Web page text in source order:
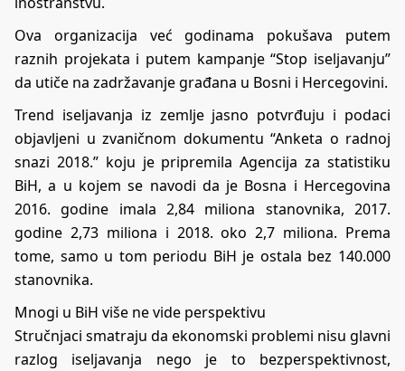
Ova organizacija već godinama pokušava putem
raznih projekata i putem kampanje “Stop iseljavanju”
da utiče na zadržavanje građana u Bosni i Hercegovini.
Trend iseljavanja iz zemlje jasno potvrđuju i podaci
objavljeni u zvaničnom dokumentu “Anketa o radnoj
snazi 2018.” koju je pripremila Agencija za statistiku
BiH, a u kojem se navodi da je Bosna i Hercegovina
2016. godine imala 2,84 miliona stanovnika, 2017.
godine 2,73 miliona i 2018. oko 2,7 miliona. Prema
tome, samo u tom periodu BiH je ostala bez 140.000
stanovnika.
Mnogi u BiH više ne vide perspektivu
Stručnjaci smatraju da ekonomski problemi nisu glavni
razlog iseljavanja nego je to bezperspektivnost,